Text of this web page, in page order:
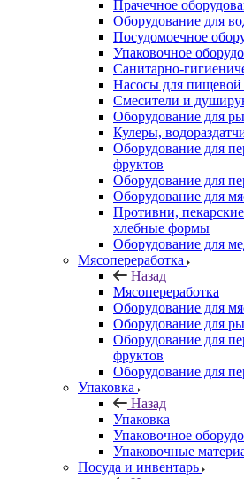
Прачечное
Оборудование для
Посудомоечное
Упаковочное
Санитарно-
Насосы для
Смесители и
Оборудование для
Кулеры,
Оборудование для
фруктов
Оборудование для
Оборудование для
Противни,
хлебные формы
Оборудование для
Мясопереработка
Назад
Мясопереработка
Оборудование для
Оборудование для
Оборудование для
фруктов
Оборудование для
Упаковка
Назад
Упаковка
Упаковочное
Упаковочные
Посуда и инвентарь